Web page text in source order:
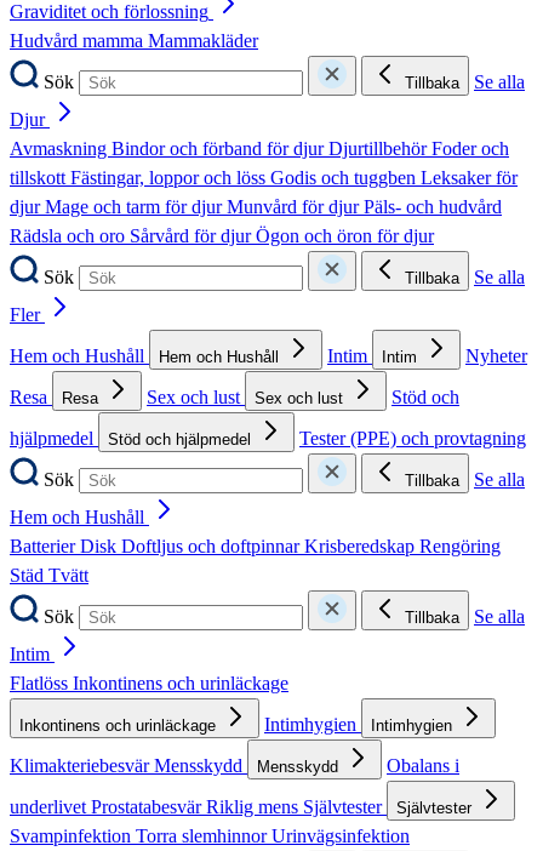
Graviditet och förlossning
Hudvård mamma Mammakläder
Sök
Tillbaka
Se alla
Djur
Avmaskning Bindor och förband för djurDjurtillbehörFoder och
tillskottFästingar, loppor och löss Godis och tuggben Leksaker för
djurMage och tarm för djurMunvård för djurPäls- och hudvård
Rädsla och oro Sårvård för djurÖgon och öron för djur
Sök
Tillbaka
Se alla
Fler
Hem och Hushåll
Hem och Hushåll Intim Intim
Nyheter
Resa
Resa Sex och lust Sex och lust
Stöd och
hjälpmedel
Stöd och hjälpmedel
Tester (PPE) och provtagning
Sök
Tillbaka
Se alla
Hem och Hushåll
BatterierDisk Doftljus och doftpinnarKrisberedskap Rengöring
Städ Tvätt
Sök
Tillbaka
Se alla
Intim
Flatlöss Inkontinens och urinläckage
Inkontinens och urinläckage Intimhygien Intimhygien
KlimakteriebesvärMensskydd Mensskydd
Obalans i
underlivetProstatabesvärRiklig mens Självtester Självtester
Svampinfektion Torra slemhinnorUrinvägsinfektion